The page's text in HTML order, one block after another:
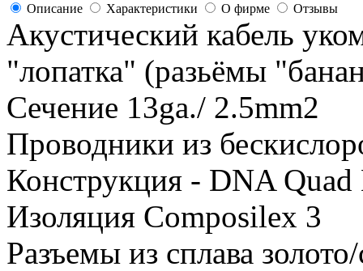
Описание Характеристики О фирме Отзывы
Акустический кабель
"лопатка" (разьёмы
Сечение 13ga./ 2.5mm2
Проводники из
Конструкция - DNA
Изоляция Composilex 3
Разъемы из сплава